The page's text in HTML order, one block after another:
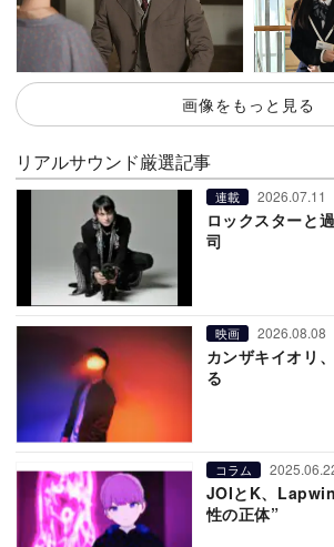
画像をもっと見る
リアルサウンド厳選記事
連載 2026.07.11
ロックスターと
司
映画 2026.08.08
カンザキイオリ
る
コラム
JOIとK、
性の正体”